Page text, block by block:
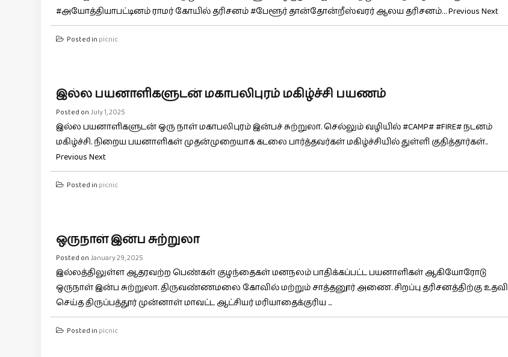
#அயோத்தியாபட்டினம் ராமர் கோயில் தரிசனம் #பேளூர் தான்தோன்றீஸ்வரர் ஆலய தரிசனம்… Previous Next
Posted in picnic
இல்ல பயனாளிகளுடன் மகாபலிபுரம் மகிழ்ச்சி பயணம்
Posted on July 1, 2025
இல்ல பயனாளிகளுடன் ஒரு நாள் மகாபலிபுரம் இன்பச் சுற்றுலா. செல்லும் வழியில் #CAMP# #FIRE# நடனம்
மகிழ்ச்சி. நிறைய பயனாளிகள் முதன்முறையாக கடலை பார்த்தவர்கள் மகிழ்ச்சியில் துள்ளி குதித்தார்கள்..
Previous Next
Posted in picnic
ஒருநாள் இன்ப சுற்றுலா
Posted on January 29, 2025
இல்லத்திலுள்ள ஆதரவற்ற பெண்கள் குழந்தைகள் மனநலம் பாதிக்கப்பட்ட பயனாளிகள் ஆகியோரோடு
ஒருநாள் இன்ப சுற்றுலா. திருவண்ணமலை கோவில் மற்றும் சாத்தனூர் அணை. சிறப்பு தரிசனத்திற்கு உதவி
செய்த திருப்பத்தூர் முன்னாள் மாவட்ட ஆட்சியர் மரியாதைக்குரிய ...
Posted in picnic